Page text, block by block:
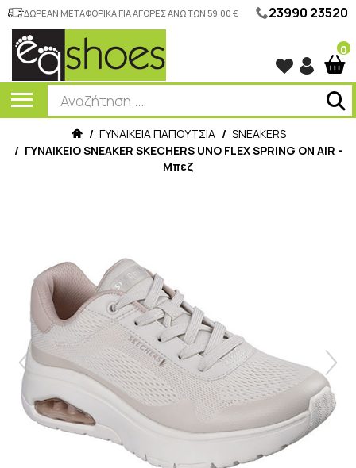
ΔΩΡΕΑΝ ΜΕΤΑΦΟΡΙΚΑ ΓΙΑ ΑΓΟΡΕΣ ΑΝΩ ΤΩΝ 59,00 € 23990 23520
0
/ ΓΥΝΑΙΚΕΙΑ ΠΑΠΟΥΤΣΙΑ / SNEAKERS
/ ΓΥΝΑΙΚΕΙΟ SNEAKER SKECHERS UNO FLEX SPRING ON AIR -
Μπεζ